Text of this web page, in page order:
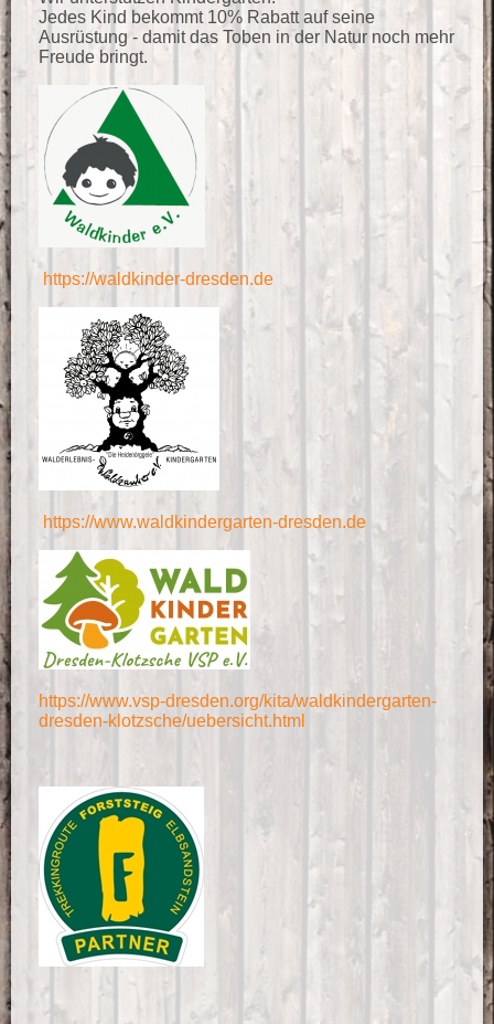
Jedes Kind bekommt 10% Rabatt auf seine
Ausrüstung - damit das Toben in der Natur noch mehr
Freude bringt.
https://waldkinder-dresden.de
https://www.waldkindergarten-dresden.de
https://www.vsp-dresden.org/kita/waldkindergarten-
dresden-klotzsche/uebersicht.html